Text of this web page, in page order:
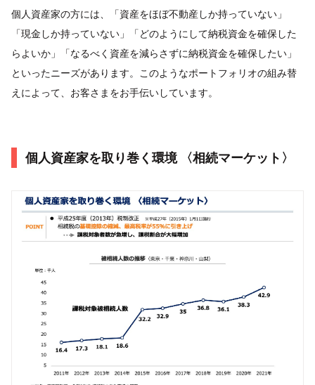
個人資産家の方には、「資産をほぼ不動産しか持っていない」
「現金しか持っていない」「どのようにして納税資金を確保した
らよいか」「なるべく資産を減らさずに納税資金を確保したい」
といったニーズがあります。このようなポートフォリオの組み替
えによって、お客さまをお手伝いしています。
個人資産家を取り巻く環境 〈相続マーケット〉